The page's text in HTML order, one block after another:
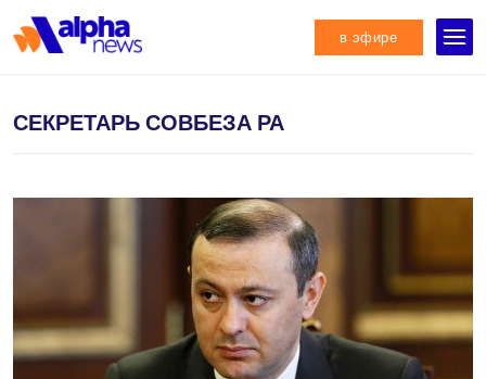
в эфире
СЕКРЕТАРЬ СОВБЕЗА РА